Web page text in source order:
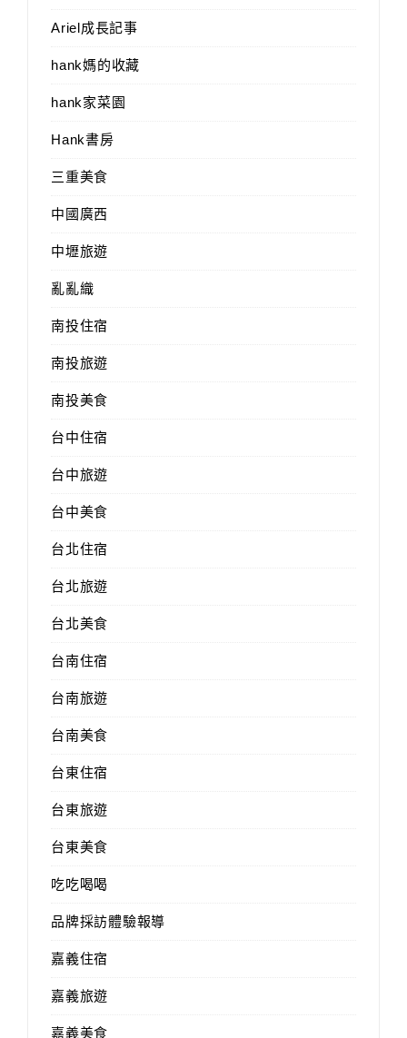
Ariel成長記事
hank媽的收藏
hank家菜園
Hank書房
三重美食
中國廣西
中壢旅遊
亂亂織
南投住宿
南投旅遊
南投美食
台中住宿
台中旅遊
台中美食
台北住宿
台北旅遊
台北美食
台南住宿
台南旅遊
台南美食
台東住宿
台東旅遊
台東美食
吃吃喝喝
品牌採訪體驗報導
嘉義住宿
嘉義旅遊
嘉義美食